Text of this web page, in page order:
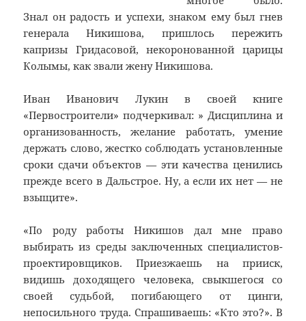
Знал он радость и успехи, знаком ему был гнев
генерала Никишова, пришлось пережить
капризы Гридасовой, некоронованной царицы
Колымы, как звали жену Никишова.
Иван Иванович Лукин в своей книге
«Первостроители» подчеркивал: » Дисциплина и
организованность, желание работать, умение
держать слово, жестко соблюдать установленные
сроки сдачи объектов — эти качества ценились
прежде всего в Дальстрое. Ну, а если их нет — не
взыщите».
«По роду работы Никишов дал мне право
выбирать из среды заключенных специалистов-
проектировщиков. Приезжаешь на прииск,
видишь доходящего человека, свыкшегося со
своей судьбой, погибающего от цинги,
непосильного труда. Спрашиваешь: «Кто это?». В